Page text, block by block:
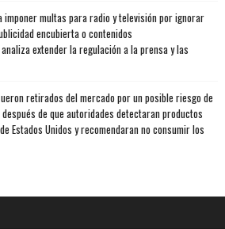
imponer multas para radio y televisión por ignorar
encubierta o contenidos
extender la regulación a la prensa y las
retirados del mercado por un posible riesgo de
de que autoridades detectaran productos
Estados Unidos y recomendaran no consumir los